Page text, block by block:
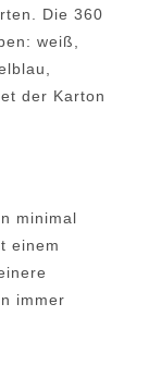
Die 360
weiß,
der Karton
minimal
einem
immer